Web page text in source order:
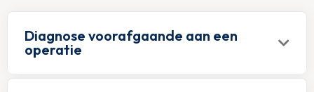
Diagnose voorafgaande aan een
operatie